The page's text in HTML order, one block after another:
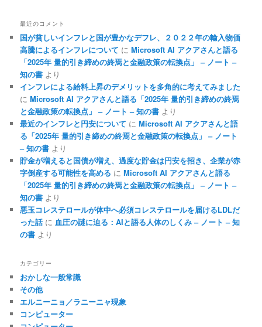
最近のコメント
国が貧しいインフレと国が豊かなデフレ、２０２２年の輸入物価
高騰によるインフレについて にMicrosoft AI アクアさんと語る
「2025年 量的引き締めの終焉と金融政策の転換点」 – ノート –
知の書 より
インフレによる給料上昇のデメリットを多角的に考えてみました
にMicrosoft AI アクアさんと語る「2025年 量的引き締めの終焉
と金融政策の転換点」 – ノート – 知の書 より
最近のインフレと円安について にMicrosoft AI アクアさんと語
る「2025年 量的引き締めの終焉と金融政策の転換点」 – ノート
– 知の書 より
貯金が増えると国債が増え、過度な貯金は円安を招き、企業が赤
字倒産する可能性を高める にMicrosoft AI アクアさんと語る
「2025年 量的引き締めの終焉と金融政策の転換点」 – ノート –
知の書 より
悪玉コレステロールが体中へ必須コレステロールを届けるLDLだ
った話 に 血圧の謎に迫る：AIと語る人体のしくみ – ノート – 知
の書 より
カテゴリー
おかしな一般常識
その他
エルニーニョ／ラニーニャ現象
コンピューター